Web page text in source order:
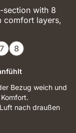
7 8
Bezug weich und
nach draußen